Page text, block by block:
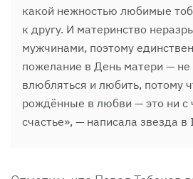
какой нежностью любимые
к другу. И материнство
мужчинами, поэтому
пожелание в День матери — не
влюбляться и любить, потому
рождённые в любви — это ни с
счастье», — написала звезда в